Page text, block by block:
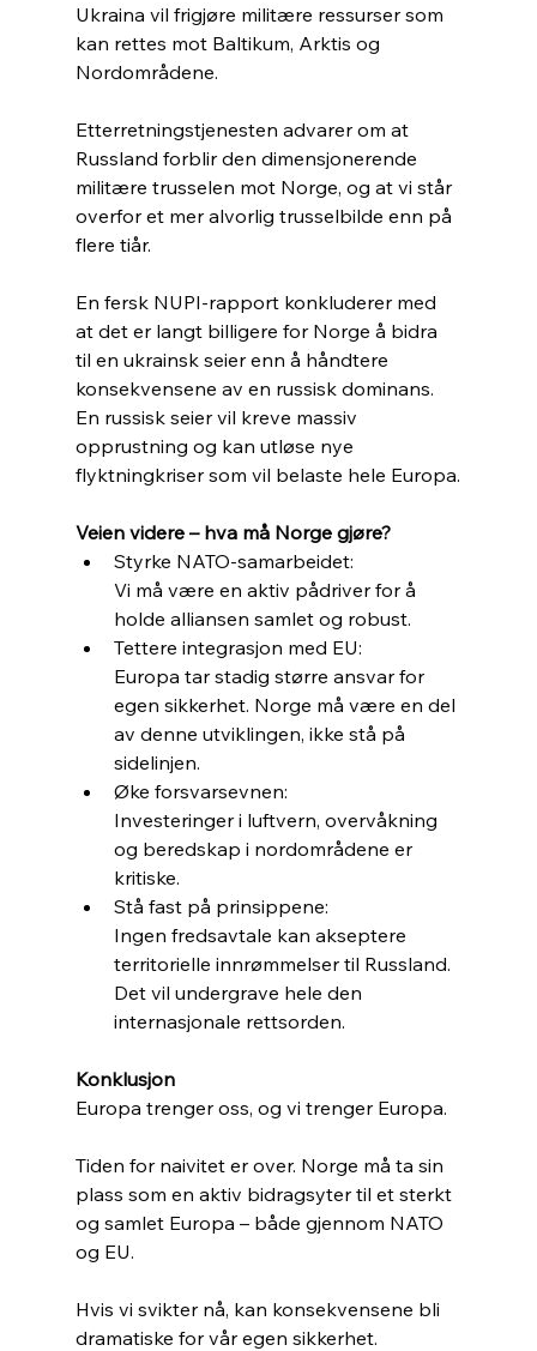
Ukraina vil frigjøre militære ressurser som
kan rettes mot Baltikum, Arktis og
Nordområdene.
Etterretningstjenesten advarer om at
Russland forblir den dimensjonerende
militære trusselen mot Norge, og at vi står
overfor et mer alvorlig trusselbilde enn på
flere tiår.
En fersk NUPI-rapport konkluderer med
at det er langt billigere for Norge å bidra
til en ukrainsk seier enn å håndtere
konsekvensene av en russisk dominans.
En russisk seier vil kreve massiv
opprustning og kan utløse nye
flyktningkriser som vil belaste hele Europa.
Veien videre – hva må Norge gjøre?
Styrke NATO-samarbeidet:
Vi må være en aktiv pådriver for å
holde alliansen samlet og robust.
Tettere integrasjon med EU:
Europa tar stadig større ansvar for
egen sikkerhet. Norge må være en del
av denne utviklingen, ikke stå på
sidelinjen.
Øke forsvarsevnen:
Investeringer i luftvern, overvåkning
og beredskap i nordområdene er
kritiske.
Stå fast på prinsippene:
Ingen fredsavtale kan akseptere
territorielle innrømmelser til Russland.
Det vil undergrave hele den
internasjonale rettsorden.
Konklusjon
Europa trenger oss, og vi trenger Europa.
Tiden for naivitet er over. Norge må ta sin
plass som en aktiv bidragsyter til et sterkt
og samlet Europa – både gjennom NATO
og EU.
Hvis vi svikter nå, kan konsekvensene bli
dramatiske for vår egen sikkerhet.